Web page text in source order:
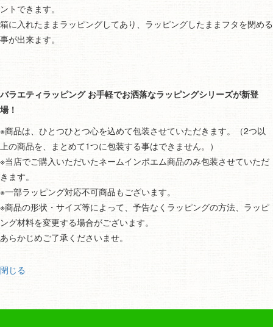
ントできます。
箱に入れたままラッピングしてあり、ラッピングしたままフタを閉める
事が出来ます。
バラエティラッピング お手軽でお洒落なラッピングシリーズが新登
場！
※商品は、ひとつひとつ心を込めて包装させていただきます。（2つ以
上の商品を、まとめて1つに包装する事はできません。）
※当店でご購入いただいたネームインポエム商品のみ包装させていただ
きます。
※一部ラッピング対応不可商品もございます。
※商品の形状・サイズ等によって、予告なくラッピングの方法、ラッピ
ング材料を変更する場合がございます。
あらかじめご了承くださいませ。
閉じる